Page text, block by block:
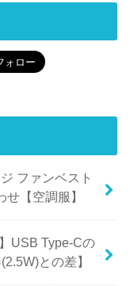
ファンベスト
【空調服】
USB Type-Cの
との差】